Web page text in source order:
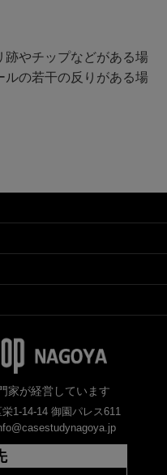
跡やチップなどがある場
ルの若干の反りがある場
家が経営しています
1-14-14 御園パレス611